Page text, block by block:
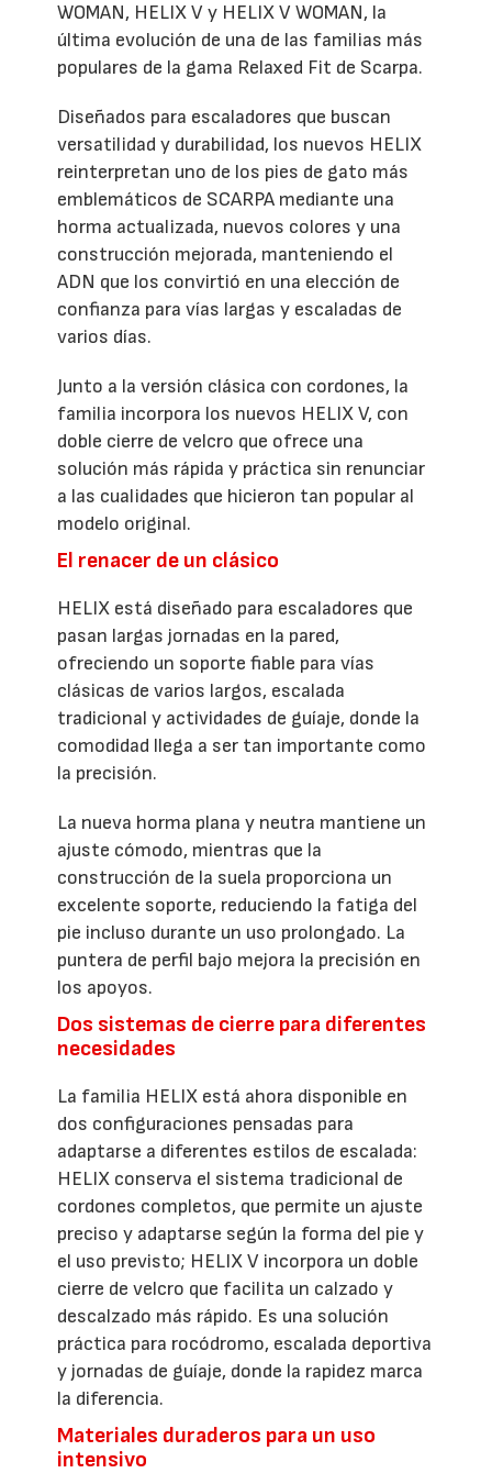
WOMAN, HELIX V y HELIX V WOMAN, la
última evolución de una de las familias más
populares de la gama Relaxed Fit de Scarpa.
Diseñados para escaladores que buscan
versatilidad y durabilidad, los nuevos HELIX
reinterpretan uno de los pies de gato más
emblemáticos de SCARPA mediante una
horma actualizada, nuevos colores y una
construcción mejorada, manteniendo el
ADN que los convirtió en una elección de
confianza para vías largas y escaladas de
varios días.
Junto a la versión clásica con cordones, la
familia incorpora los nuevos HELIX V, con
doble cierre de velcro que ofrece una
solución más rápida y práctica sin renunciar
a las cualidades que hicieron tan popular al
modelo original.
El renacer de un clásico
HELIX está diseñado para escaladores que
pasan largas jornadas en la pared,
ofreciendo un soporte fiable para vías
clásicas de varios largos, escalada
tradicional y actividades de guíaje, donde la
comodidad llega a ser tan importante como
la precisión.
La nueva horma plana y neutra mantiene un
ajuste cómodo, mientras que la
construcción de la suela proporciona un
excelente soporte, reduciendo la fatiga del
pie incluso durante un uso prolongado. La
puntera de perfil bajo mejora la precisión en
los apoyos.
Dos sistemas de cierre para diferentes
necesidades
La familia HELIX está ahora disponible en
dos configuraciones pensadas para
adaptarse a diferentes estilos de escalada:
HELIX conserva el sistema tradicional de
cordones completos, que permite un ajuste
preciso y adaptarse según la forma del pie y
el uso previsto; HELIX V incorpora un doble
cierre de velcro que facilita un calzado y
descalzado más rápido. Es una solución
práctica para rocódromo, escalada deportiva
y jornadas de guíaje, donde la rapidez marca
la diferencia.
Materiales duraderos para un uso
intensivo